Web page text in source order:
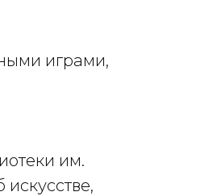
играми,
им.